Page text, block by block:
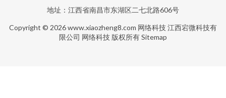
地址：江西省南昌市东湖区二七北路606号
Copyright © 2026www.xiaozheng8.com 网络科技江西宕微科技有
限公司 网络科技 版权所有Sitemap